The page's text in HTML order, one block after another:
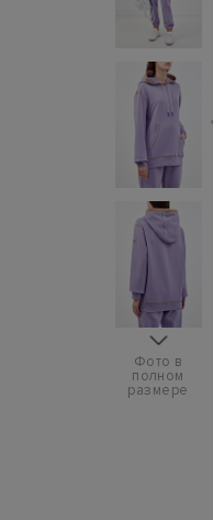
Фото в
полном
размере